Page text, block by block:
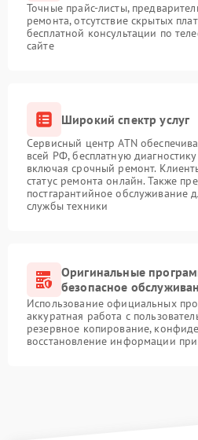
Точные прайс-листы,
ремонта, отсутствие скрытых
бесплатной консультации по
сайте
Широкий спектр услуг
Сервисный центр ATN
всей РФ, бесплатную
включая срочный ремонт.
статус ремонта онлайн. Также
постгарантийное обслуживание
службы техники
Оригинальные
безопасное
Использование официальных
аккуратная работа с
резервное копирование,
восстановление информации